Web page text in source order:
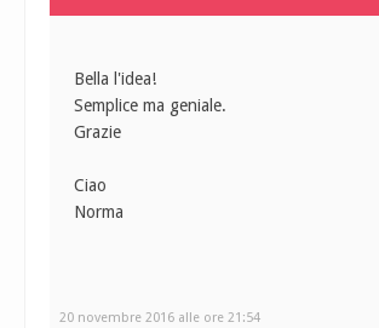
20 novembre 2016 alle ore 21:54
Bella l'idea!
Semplice ma geniale.
Grazie
Ciao
Norma